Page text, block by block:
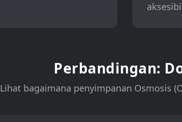
Perbandingan:
Lihat bagaimana penyimpanan Osmosis